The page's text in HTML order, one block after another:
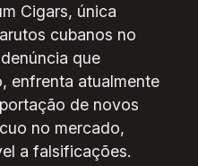
Cigars, única
cubanos no
que
enfrenta atualmente
de novos
no mercado,
a falsificações.